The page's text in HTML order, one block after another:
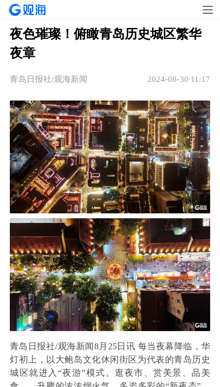
夜色璀璨！俯瞰青岛历史城区繁华
夜章
2024-08-30 11:17
青岛日报社/观海新闻
青岛日报社/观海新闻8月25日讯 每当夜幕降临，华
灯初上，以大鲍岛文化休闲街区为代表的青岛历史
城区就进入“夜游”模式。逛夜市、赏美景、品美